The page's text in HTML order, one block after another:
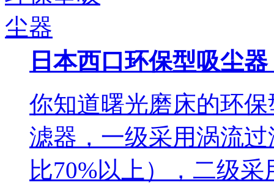
日本西口环保型吸尘器
你知道曙光磨床的环
滤器，一级采用涡流
比70%以上），二级采